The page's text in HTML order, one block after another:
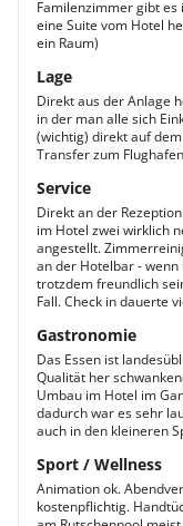
Familenzimmer gibt
eine Suite vom Hotel
ein Raum)
Lage
Direkt aus der Anlage
in der man alle sich
(wichtig) direkt auf
Transfer zum
Service
Direkt an der
im Hotel zwei wirklich
angestellt.
an der Hotelbar -
trotzdem freundlich
Fall. Check in dauerte
Gastronomie
Das Essen ist
Qualität her
Umbau im Hotel im
dadurch war es sehr
auch in den kleineren
Sport / Wellness
Animation ok.
kostenpflichtig.